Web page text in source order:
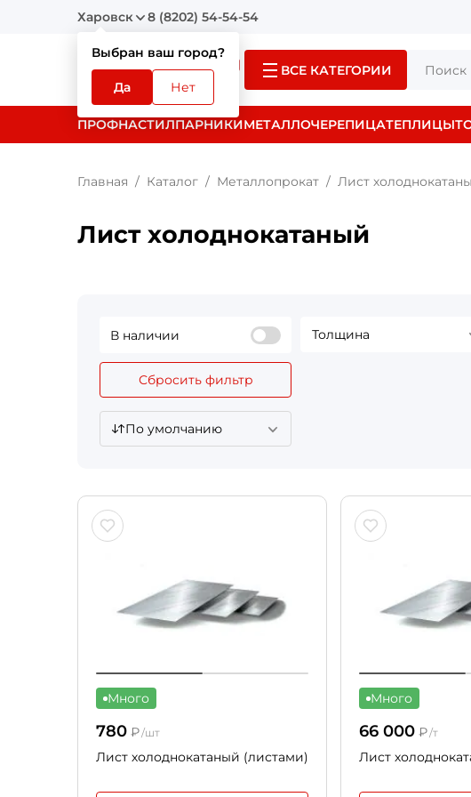
Харовск
Выбран ваш город?
Да Нет
8 (8202) 54-54-54
ВСЕ КАТЕГОРИИ
ПРОФНАСТИЛПАРНИКИМЕТАЛЛОЧЕРЕПИЦАТЕПЛИЦЫ
Главная Каталог Металлопрокат Лист
Лист холоднокатаный
В наличии Толщина
Сбросить фильтр
По умолчанию
Много
780 ₽/шт
Лист холоднокатаный (листами)
Много
66 000 ₽/т
Лист